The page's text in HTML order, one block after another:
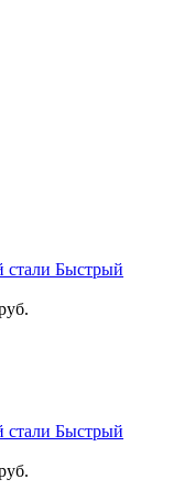
Быстрый
Быстрый